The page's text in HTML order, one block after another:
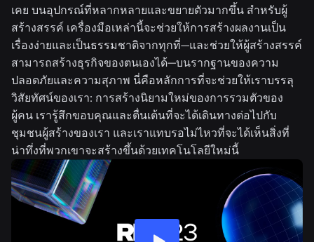
เคย บนอุปกรณ์ที่หลากหลายและขยายตัวมากขึ้น สำหรับผู้
สร้างสรรค์ เครื่องมือเหล่านี้จะช่วยให้การสร้างผลงานเป็น
เรื่องง่ายและเป็นธรรมชาติจากทุกที่—และช่วยให้ผู้สร้างสรรค์
สามารถสร้างธุรกิจของตนเองได้—บนรากฐานของความ
ปลอดภัยและความสุภาพ นี่คือหลักการที่จะช่วยให้เราบรรลุ
วิสัยทัศน์ของเรา: การสร้างนิยามใหม่ของการรวมตัวของ
ผู้คน เรารู้สึกขอบคุณและตื่นเต้นที่จะได้เดินทางต่อไปกับ
ชุมชนผู้สร้างของเรา และเราแทบรอไม่ไหวที่จะได้เห็นสิ่งที่
น่าทึ่งที่พวกเขาจะสร้างขึ้นด้วยเทคโนโลยีใหม่นี้